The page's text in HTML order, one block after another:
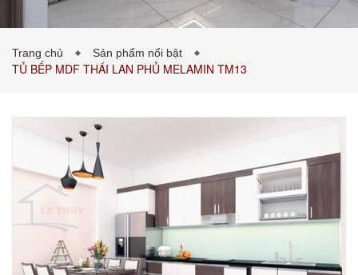
BẢNG GIÁ VẬT LIỆU 0989043453
Trang chủ Sản phẩm nổi bật
TỦ BẾP MDF THÁI LAN PHỦ MELAMIN TM13